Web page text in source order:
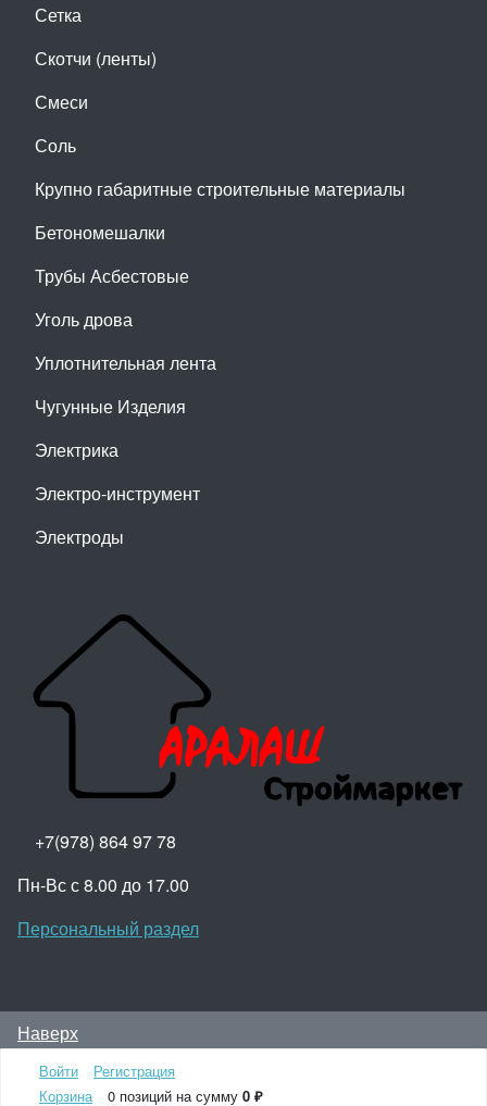
Сетка
Скотчи (ленты)
Смеси
Соль
Крупно габаритные строительные материалы
Бетономешалки
Трубы Асбестовые
Уголь дрова
Уплотнительная лента
Чугунные Изделия
Электрика
Электро-инструмент
Электроды
+7(978) 864 97 78
Пн-Вс с 8.00 до 17.00
Персональный раздел
Наверх
Войти
Регистрация
Корзина
0 позиций на сумму 0 ₽